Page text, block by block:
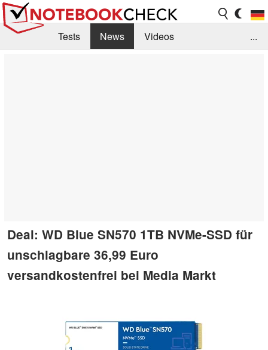
Tests News
Videos
...
Deal: WD Blue SN570 1TB NVMe-SSD für
unschlagbare 36,99 Euro
versandkostenfrei bei Media Markt